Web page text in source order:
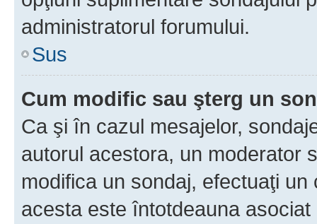
administratorul forumului.
Sus
Cum modific sau şterg un
Ca şi în cazul mesajelor,
autorul acestora, un moderator
modifica un sondaj, efectuaţi
acesta este întotdeauna